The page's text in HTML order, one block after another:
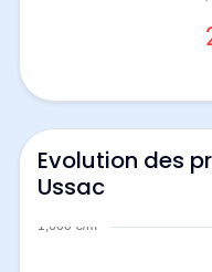
Evolution des
Ussac